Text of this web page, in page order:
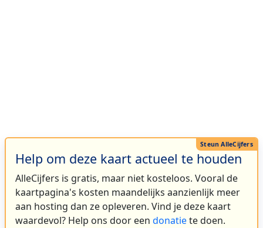
Help om deze kaart actueel te houden
AlleCijfers is gratis, maar niet kosteloos. Vooral de
kaartpagina's kosten maandelijks aanzienlijk meer
aan hosting dan ze opleveren. Vind je deze kaart
waardevol? Help ons door een donatiete doen.